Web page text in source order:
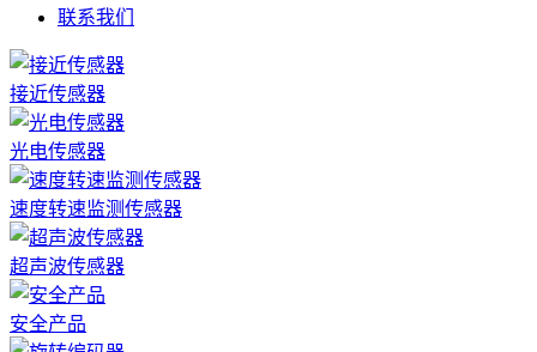
联系我们
接近传感器
光电传感器
速度转速监测传感器
超声波传感器
安全产品